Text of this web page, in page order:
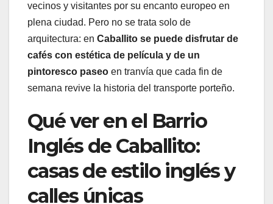
vecinos y visitantes por su encanto europeo en
plena ciudad. Pero no se trata solo de
arquitectura: en Caballito se puede disfrutar de
cafés con estética de película y de un
pintoresco paseo en tranvía que cada fin de
semana revive la historia del transporte porteño.
Qué ver en el Barrio
Inglés de Caballito:
casas de estilo inglés y
calles únicas